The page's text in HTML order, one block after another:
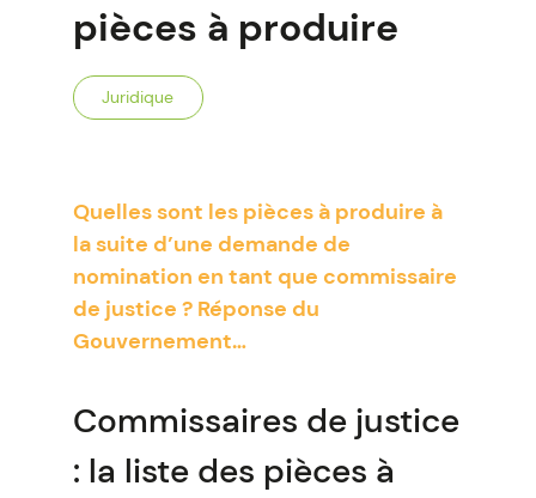
pièces à produire
Juridique
Quelles sont les pièces à produire à
la suite d’une demande de
nomination en tant que commissaire
de justice ? Réponse du
Gouvernement…
Commissaires de justice
: la liste des pièces à